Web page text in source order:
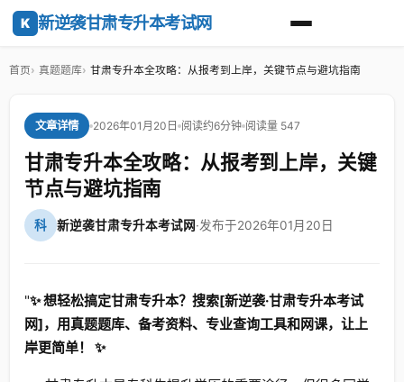
K 新逆袭甘肃专升本考试网
首页 真题题库 甘肃专升本全攻略：从报考到上岸，关键节点与避坑指南
文章详情 2026年01月20日 阅读约6分钟 阅读量 547
甘肃专升本全攻略：从报考到上岸，关键
节点与避坑指南
科 新逆袭甘肃专升本考试网·发布于2026年01月20日
"✨ 想轻松搞定甘肃专升本？搜索[新逆袭·甘肃专升本考试
网]，用真题题库、备考资料、专业查询工具和网课，让上
岸更简单！ ✨